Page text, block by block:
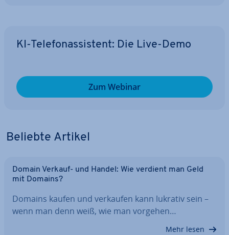
KI-Te­le­fon­as­sis­tent: Die Live-Demo
Zum Webinar
Beliebte Artikel
Domain Verkauf- und Handel: Wie verdient man Geld
mit Domains?
Domains kaufen und verkaufen kann lukrativ sein –
wenn man denn weiß, wie man vorgehen…
Mehr lesen